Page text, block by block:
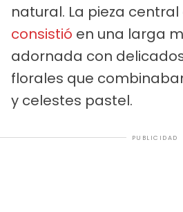
natural. La pieza
consistió en una larga
adornada con
florales que
y celestes pastel.
PUBLICIDAD